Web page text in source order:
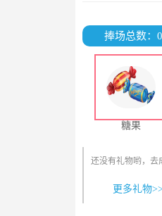
捧场总数：0
糖果
还没有礼物哟，去
更多礼物>>